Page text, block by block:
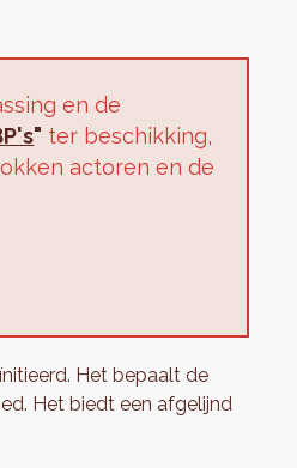
en de
" ter beschikking,
actoren en de
Het bepaalt de
Het biedt een afgelijnd